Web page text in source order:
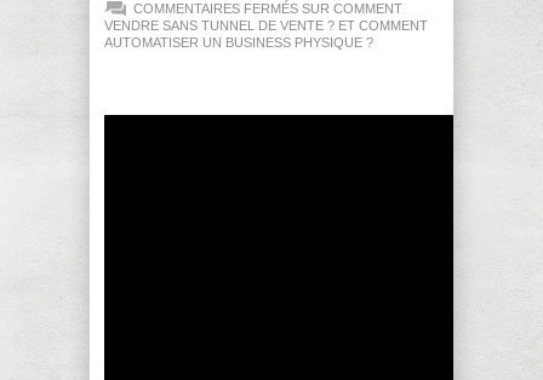
COMMENTAIRES FERMÉS SUR COMMENT
VENDRE SANS TUNNEL DE VENTE ? ET COMMENT
AUTOMATISER UN BUSINESS PHYSIQUE ?